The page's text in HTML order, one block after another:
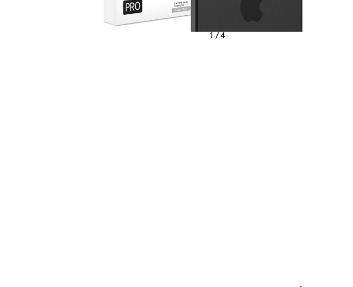
1 / 4